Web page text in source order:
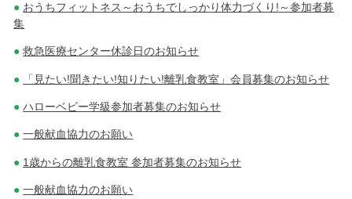
おうちフィットネス～おうちでしっかり体力づくり!～参加者募
集
救急医療センター休診日のお知らせ
「見たい!聞きたい!知りたい!離乳食教室」会員募集のお知らせ
ハローベビー学級参加者募集のお知らせ
一般献血協力のお願い
1歳からの離乳食教室 参加者募集のお知らせ
一般献血協力のお願い